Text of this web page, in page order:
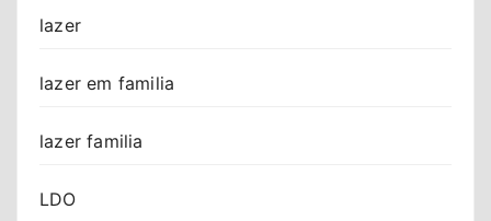
lazer
lazer em familia
lazer familia
LDO